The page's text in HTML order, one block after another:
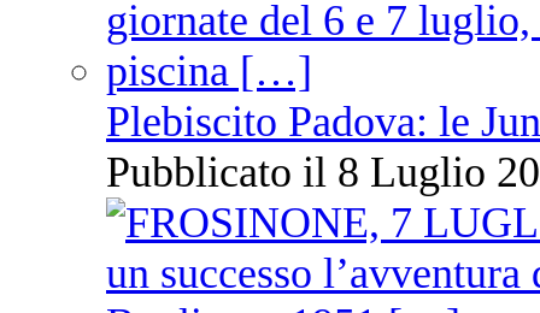
Plebiscito Padova: le
Pubblicato il 8 Luglio